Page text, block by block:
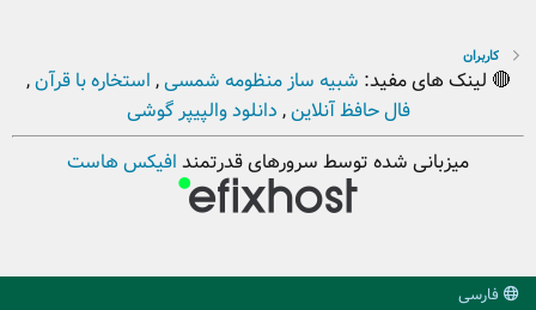
کاربران
🔴 لینک های مفید: شبیه ساز منظومه شمسی, استخاره با قرآن,
فال حافظ آنلاین, دانلود والپیپر گوشی
میزبانی شده توسط سرورهای قدرتمند افیکس هاست
فارسی